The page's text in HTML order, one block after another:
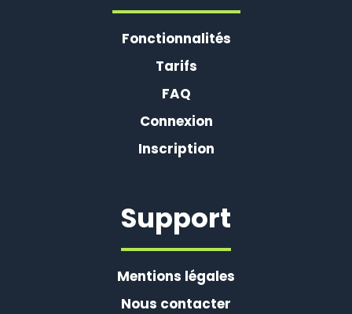
Fonctionnalités
Tarifs
FAQ
Connexion
Inscription
Support
Mentions légales
Nous contacter